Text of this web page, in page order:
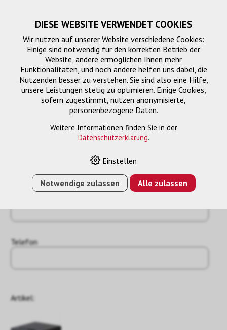
Telefon
Artikel:
DIESE WEBSITE VERWENDET COOKIES
Wir nutzen auf unserer Website verschiedene Cookies:
Einige sind notwendig für den korrekten Betrieb der
Website, andere ermöglichen Ihnen mehr
Funktionalitäten, und noch andere helfen uns dabei, die
Nutzenden besser zu verstehen. Sie sind also eine Hilfe,
unsere Leistungen stetig zu optimieren. Einige Cookies,
sofern zugestimmt, nutzen anonymisierte,
personenbezogene Daten.
Weitere Informationen finden Sie in der
Datenschutzerklärung.
Einstellen
Notwendige zulassen Alle zulassen